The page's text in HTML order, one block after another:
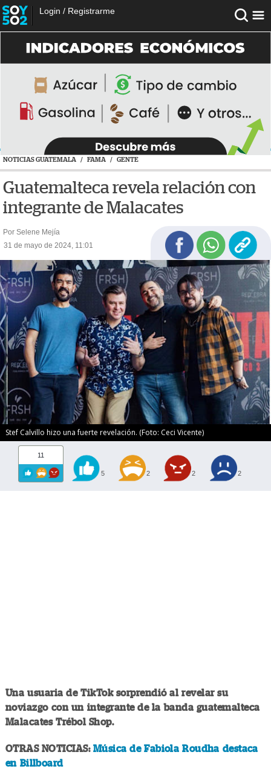
Login / Registrarme
NOTICIAS GUATEMALA / FAMA / GENTE
Guatemalteca revela relación con
integrante de Malacates
Por Selene Mejía
31 de mayo de 2024, 11:01
Stef Calvillo hizo una fuerte revelación. (Foto: Ceci Vicente)
11
5 2 2 2
Una usuaria de TikTok sorprendió al revelar su
noviazgo con un integrante de la banda guatemalteca
Malacates Trébol Shop.
OTRAS NOTICIAS:Música de Fabiola Roudha destaca
en Billboard